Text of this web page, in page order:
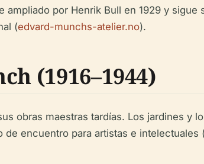
por Henrik Bull en 1929 y sigue
(edvard-munchs-atelier.no).
(1916–1944)
obras maestras tardías. Los jardines y
encuentro para artistas e intelectuales